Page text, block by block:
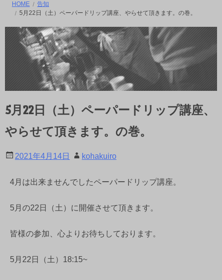
HOME
告知
5月22日（土）ペーパードリップ講座、やらせて頂きます。の巻。
5月22日（土）ペーパードリップ講座、
やらせて頂きます。の巻。
2021年4月14日 kohakuiro
4月は出来ませんでしたペーパードリップ講座。
5月の22日（土）に開催させて頂きます。
皆様の参加、心よりお待ちしております。
5月22日（土）18:15~